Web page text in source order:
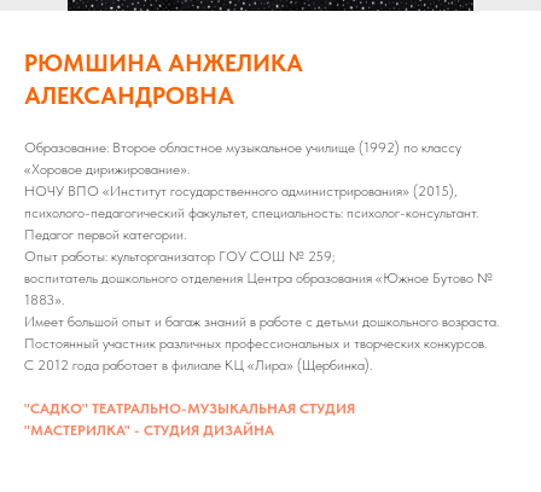
РЮМШИНА АНЖЕЛИКА
АЛЕКСАНДРОВНА
Образование: Второе областное музыкальное училище (1992) по классу
«Хоровое дирижирование».
НОЧУ ВПО «Институт государственного администрирования» (2015),
психолого-педагогический факультет, специальность: психолог-консультант.
Педагог первой категории.
Опыт работы: культорганизатор ГОУ СОШ № 259;
воспитатель дошкольного отделения Центра образования «Южное Бутово №
1883».
Имеет большой опыт и багаж знаний в работе с детьми дошкольного возраста.
Постоянный участник различных профессиональных и творческих конкурсов.
С 2012 года работает в филиале КЦ «Лира» (Щербинка).
"САДКО" ТЕАТРАЛЬНО-МУЗЫКАЛЬНАЯ СТУДИЯ
"МАСТЕРИЛКА" - СТУДИЯ ДИЗАЙНА